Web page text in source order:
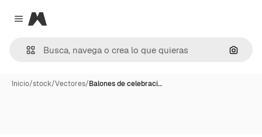
Close menu
Magnific
Inicio/stock/Vectores/Balones de celebraci…